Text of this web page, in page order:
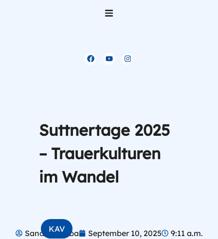
Archiv
Suttnertage 2025
– Trauerkulturen
im Wandel
Sandra Rabba September 10, 2025 9:11 a.m.
KAV